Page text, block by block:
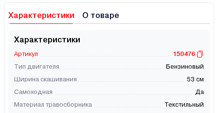
Характеристики О товаре
Характеристики
Артикул
150476
Тип двигателя
Бензиновый
Ширина скашивания
53 см
Самоходная
Да
Материал травосборника
Текстильный